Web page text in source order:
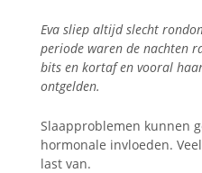
Eva sliep altijd slecht
periode waren de nachten
bits en kortaf en vooral
ontgelden.
Slaapproblemen kunnen
hormonale invloeden.
last van.